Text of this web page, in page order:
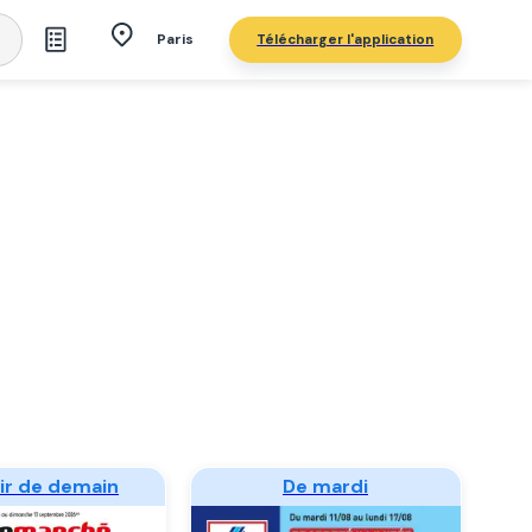
Paris Télécharger l'application